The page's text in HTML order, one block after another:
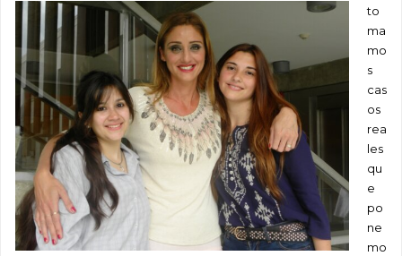
to
ma
mo
s
cas
os
rea
les
qu
e
po
ne
mo